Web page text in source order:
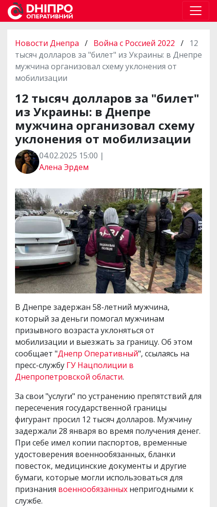
Новости Днепра / Война с Россией 2022 /
12
тысяч долларов за "билет" из Украины: в Днепре
мужчина организовал схему уклонения от
мобилизации
12 тысяч долларов за "билет"
из Украины: в Днепре
мужчина организовал схему
уклонения от мобилизации
04.02.2025 15:00 |
Алена Эрдем
В Днепре задержан 58-летний мужчина,
который за деньги помогал мужчинам
призывного возраста уклоняться от
мобилизации и выезжать за границу. Об этом
сообщает "Днепр Оперативный", ссылаясь на
пресс-службу ГУ Нацполиции в
Днепропетровской области.
За свои "услуги" по устранению препятствий для
пересечения государственной границы
фигурант просил 12 тысяч долларов. Мужчину
задержали 28 января во время получения денег.
При себе имел копии паспортов, временные
удостоверения военнообязанных, бланки
повесток, медицинские документы и другие
бумаги, которые могли использоваться для
признания военнообязанных непригодными к
службе.